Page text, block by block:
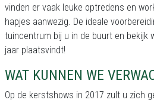
vinden er vaak leuke optredens en
hapjes aanwezig. De ideale
tuincentrum bij u in de buurt en bekijk
jaar plaatsvindt!
WAT KUNNEN WE
Op de kerstshows in 2017 zult u zich